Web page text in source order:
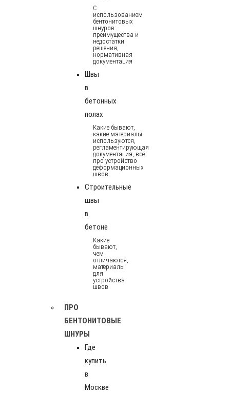
С
использованием
бентонитовых
шнуров:
преимущества и
недостатки
решения,
нормативная
документация
Швы
в
бетонных
полах
Какие бывают,
какие материалы
используются,
регламентирующая
документация, всё
про устройство
деформационных
швов
Строительные
швы
в
бетоне
Какие
бывают,
чем
отличаются,
материалы
для
устройства
швов
ПРО
БЕНТОНИТОВЫЕ
ШНУРЫ
Где
купить
в
Москве